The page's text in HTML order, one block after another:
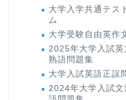
大学入学共通テス
ム
大学受験自由英作
2025年大学入試
熟語問題集
大学入試英語正誤
2024年大学入試